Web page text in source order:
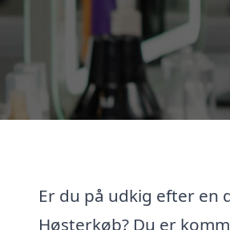
Er du på udkig efter en
Høsterkøb? Du er